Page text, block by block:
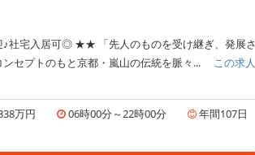
♪社宅入居可◎ ★★ 「先人のものを受け継ぎ、発展さ
セプトのもと京都・嵐山の伝統を脈々... この求人
万円 06時00分～22時00分 年間107日